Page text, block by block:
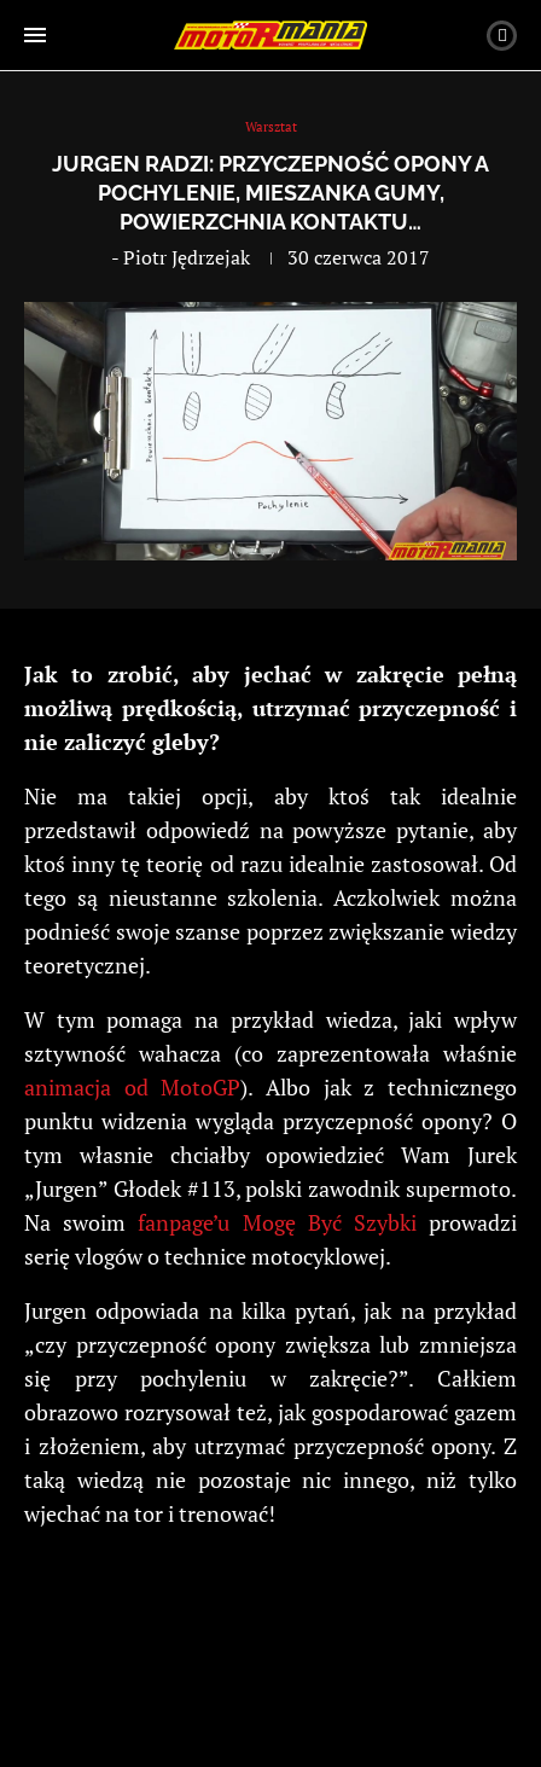
Warsztat
JURGEN RADZI: PRZYCZEPNOŚĆ OPONY A
POCHYLENIE, MIESZANKA GUMY,
POWIERZCHNIA KONTAKTU…
-Piotr Jędrzejak 30 czerwca 2017
Jak to zrobić, aby jechać w zakręcie pełną
możliwą prędkością, utrzymać przyczepność i
nie zaliczyć gleby?
Nie ma takiej opcji, aby ktoś tak idealnie
przedstawił odpowiedź na powyższe pytanie, aby
ktoś inny tę teorię od razu idealnie zastosował. Od
tego są nieustanne szkolenia. Aczkolwiek można
podnieść swoje szanse poprzez zwiększanie wiedzy
teoretycznej.
W tym pomaga na przykład wiedza, jaki wpływ
sztywność wahacza (co zaprezentowała właśnie
animacja od MotoGP). Albo jak z technicznego
punktu widzenia wygląda przyczepność opony? O
tym własnie chciałby opowiedzieć Wam Jurek
„Jurgen” Głodek #113, polski zawodnik supermoto.
Na swoimfanpage’u Mogę Być Szybki prowadzi
serię vlogów o technice motocyklowej.
Jurgen odpowiada na kilka pytań, jak na przykład
„czy przyczepność opony zwiększa lub zmniejsza
się przy pochyleniu w zakręcie?”. Całkiem
obrazowo rozrysował też, jak gospodarować gazem
i złożeniem, aby utrzymać przyczepność opony. Z
taką wiedzą nie pozostaje nic innego, niż tylko
wjechać na tor i trenować!